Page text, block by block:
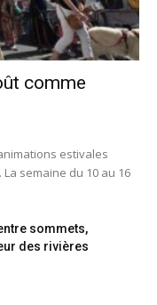
comme
estivales
semaine du 10 au 16
sommets,
des rivières